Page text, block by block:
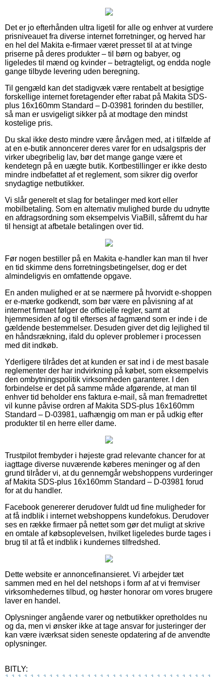
Det er jo efterhånden ultra ligetil for alle og enhver at vurdere
prisniveauet fra diverse internet forretninger, og herved har
en hel del Makita e-firmaer været presset til at at tvinge
priserne på deres produkter – til børn og babyer, og
ligeledes til mænd og kvinder – betragteligt, og endda nogle
gange tilbyde levering uden beregning.
Til gengæld kan det stadigvæk være rentabelt at besigtige
forskellige internet foretagender efter rabat på Makita SDS-
plus 16x160mm Standard – D-03981 forinden du bestiller,
så man er usvigeligt sikker på at modtage den mindst
kostelige pris.
Du skal ikke desto mindre være årvågen med, at i tilfælde af
at en e-butik annoncerer deres varer for en udsalgspris der
virker ubegribelig lav, bør det mange gange være et
kendetegn på en uægte butik. Kortbestillinger er ikke desto
mindre indbefattet af et reglement, som sikrer dig overfor
snydagtige netbutikker.
Vi slår generelt et slag for betalinger med kort eller
mobilbetaling. Som en alternativ mulighed burde du udnytte
en afdragsordning som eksempelvis ViaBill, såfremt du har
til hensigt at afbetale betalingen over tid.
Før nogen bestiller på en Makita e-handler kan man til hver
en tid skimme dens forretningsbetingelser, dog er det
almindeligvis en omfattende opgave.
En anden mulighed er at se nærmere på hvorvidt e-shoppen
er e-mærke godkendt, som bør være en påvisning af at
internet firmaet følger de officielle regler, samt at
hjemmesiden af og til efterses af fagmænd som er inde i de
gældende bestemmelser. Desuden giver det dig lejlighed til
en håndsrækning, ifald du oplever problemer i processen
med dit indkøb.
Yderligere tilrådes det at kunden er sat ind i de mest basale
reglementer der har indvirkning på købet, som eksempelvis
den ombytningspolitik virksomheden garanterer. I den
forbindelse er det på samme måde afgørende, at man til
enhver tid beholder ens faktura e-mail, så man fremadrettet
vil kunne påvise ordren af Makita SDS-plus 16x160mm
Standard – D-03981, uafhængig om man er på udkig efter
produkter til en herre eller dame.
Trustpilot frembyder i højeste grad relevante chancer for at
iagttage diverse nuværende køberes meninger og af den
grund tilråder vi, at du gennemgår webshoppens vurderinger
af Makita SDS-plus 16x160mm Standard – D-03981 forud
for at du handler.
Facebook genererer derudover fuldt ud fine muligheder for
at få indblik i internet webshoppens kundefokus. Derudover
ses en række firmaer på nettet som gør det muligt at skrive
en omtale af købsoplevelsen, hvilket ligeledes burde tages i
brug til at få et indblik i kundernes tilfredshed.
Dette website er annoncefinansieret. Vi arbejder tæt
sammen med en hel del netshops i form af at vi fremviser
virksomhedernes tilbud, og høster honorar om vores brugere
laver en handel.
Oplysninger angående varer og netbutikker opretholdes nu
og da, men vi ønsker ikke at tage ansvar for justeringer der
kan være iværksat siden seneste opdatering af de anvendte
oplysninger.
BITLY: